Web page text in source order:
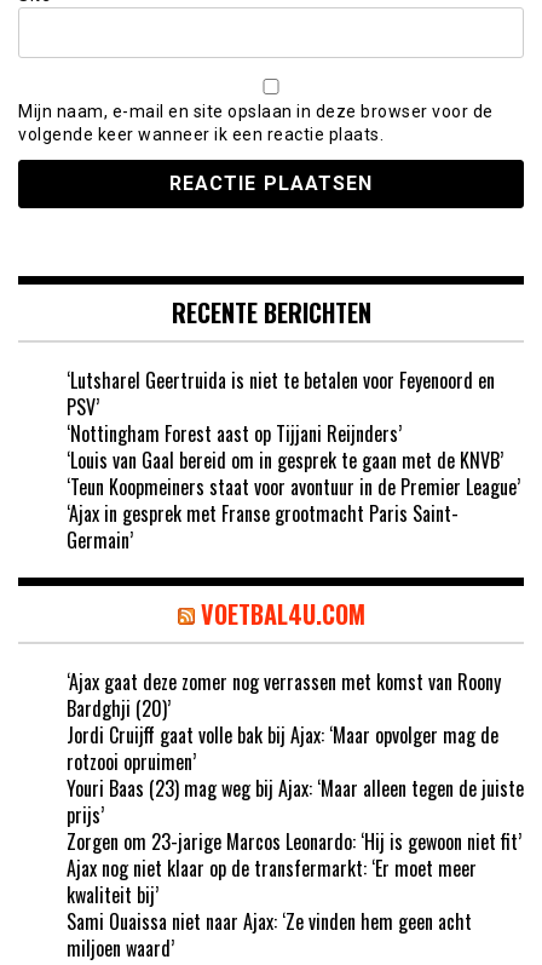
Mijn naam, e-mail en site opslaan in deze browser voor de
volgende keer wanneer ik een reactie plaats.
RECENTE BERICHTEN
‘Lutsharel Geertruida is niet te betalen voor Feyenoord en
PSV’
‘Nottingham Forest aast op Tijjani Reijnders’
‘Louis van Gaal bereid om in gesprek te gaan met de KNVB’
‘Teun Koopmeiners staat voor avontuur in de Premier League’
‘Ajax in gesprek met Franse grootmacht Paris Saint-
Germain’
VOETBAL4U.COM
‘Ajax gaat deze zomer nog verrassen met komst van Roony
Bardghji (20)’
Jordi Cruijff gaat volle bak bij Ajax: ‘Maar opvolger mag de
rotzooi opruimen’
Youri Baas (23) mag weg bij Ajax: ‘Maar alleen tegen de juiste
prijs’
Zorgen om 23-jarige Marcos Leonardo: ‘Hij is gewoon niet fit’
Ajax nog niet klaar op de transfermarkt: ‘Er moet meer
kwaliteit bij’
Sami Ouaissa niet naar Ajax: ‘Ze vinden hem geen acht
miljoen waard’